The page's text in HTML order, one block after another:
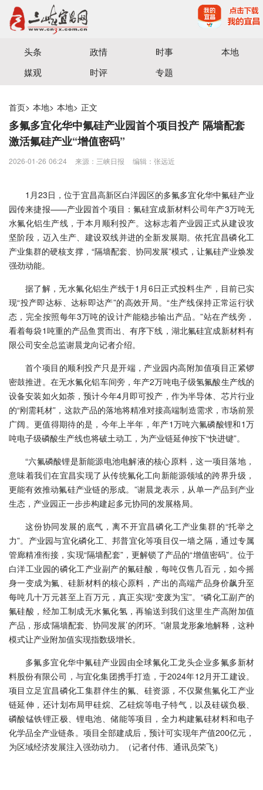
宜昌三峡融媒体中心主办
头条 政情 时事
本地
媒观
时评 专题
首页> 本地> 本地> 正文
多氟多宜化华中氟硅产业园首个项目投产 隔墙配套
激活氟硅产业“增值密码”
2026-01-26 06:24 来源：三峡日报 编辑：张远近
1月23日，位于宜昌高新区白洋园区的多氟多宜化华中氟硅产业
园传来捷报——产业园首个项目：氟硅宜成新材料公司年产3万吨无
水氟化铝生产线，于本月顺利投产。这标志着产业园正式从建设攻
坚阶段，迈入生产、建设双线并进的全新发展期。依托宜昌磷化工
产业集群的硬核支撑，“隔墙配套、协同发展”模式，让氟硅产业焕发
强劲动能。
据了解，无水氟化铝生产线于1月6日正式投料生产，目前已实
现“投产即达标、达标即达产”的高效开局。“生产线保持正常运行状
态，完全按照每年3万吨的设计产能稳步输出产品。”站在产线旁，
看着每袋1吨重的产品鱼贯而出、有序下线，湖北氟硅宜成新材料有
限公司安全总监谢晨龙向记者介绍。
首个项目的顺利投产只是开端，产业园内高附加值项目正紧锣
密鼓推进。在无水氟化铝车间旁，年产2万吨电子级氢氟酸生产线的
设备安装如火如荼，预计今年4月即可投产，作为半导体、芯片行业
的“刚需耗材”，这款产品的落地将精准对接高端制造需求，市场前景
广阔。更值得期待的是，今年上半年，年产1万吨六氟磷酸锂和1万
吨电子级磷酸生产线也将破土动工，为产业链延伸按下“快进键”。
“六氟磷酸锂是新能源电池电解液的核心原料，这一项目落地，
意味着我们在宜昌实现了从传统氟化工向新能源领域的跨界升级，
更能有效推动氟硅产业链的形成。”谢晨龙表示，从单一产品到产业
生态，产业园正一步步构建起多元协同的发展格局。
这份协同发展的底气，离不开宜昌磷化工产业集群的“托举之
力”。产业园与宜化磷化工、邦普宜化等项目仅一墙之隔，通过专属
管廊精准衔接，实现“隔墙配套”，更解锁了产品的“增值密码”。位于
白洋工业园的磷化工产业副产的氟硅酸，每吨仅售几百元，如今摇
身一变成为氟、硅新材料的核心原料，产出的高端产品身价飙升至
每吨几十万元甚至上百万元，真正实现“变废为宝”。“磷化工副产的
氟硅酸，经加工制成无水氟化氢，再输送到我们这里生产高附加值
产品，形成‘隔墙配套、协同发展’的闭环。”谢晨龙形象地解释，这种
模式让产业附加值实现指数级增长。
多氟多宜化华中氟硅产业园由全球氟化工龙头企业多氟多新材
料股份有限公司，与宜化集团携手打造，于2024年12月开工建设。
项目立足宜昌磷化工集群伴生的氟、硅资源，不仅聚焦氟化工产业
链延伸，还计划布局甲硅烷、乙硅烷等电子特气，以及硅碳负极、
磷酸锰铁锂正极、锂电池、储能等项目，全力构建氟硅材料和电子
化学品全产业链条。项目全部建成后，预计可实现年产值200亿元，
为区域经济发展注入强劲动力。（记者付伟、通讯员荣飞）